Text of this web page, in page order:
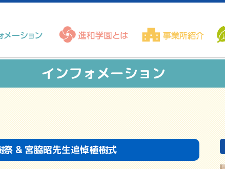
インフォメーション
& 宮脇昭先生追悼植樹式